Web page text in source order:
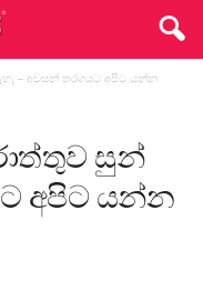
– අවසන් තරගයට අපිට යන්න
සුන්
අපිට යන්න